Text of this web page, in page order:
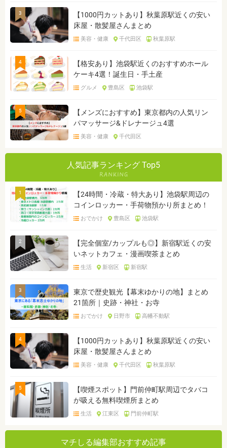
3
【1000円カットあり】秋葉原駅近くの安い
床屋・散髪屋さんまとめ
美容・健康 千代田区 秋葉原駅
4
【格安あり】池袋駅近くのおすすめホール
ケーキ4選！誕生日・手土産
グルメ 豊島区 池袋駅
5
【メンズにおすすめ】東京都内の人気リン
パマッサージ&ドレナージュ4選
美容・健康 千代田区
人気記事ランキング Top5
1
【24時間・冷蔵・特大あり】池袋駅周辺の
コインロッカー・手荷物預かり所まとめ！
おでかけ 豊島区 池袋駅
2
【完全個室/カップルも◎】新宿駅近くの安
いネットカフェ・漫画喫茶まとめ
生活 新宿区 新宿駅
3
東京で歴史観光【幕末ゆかりの地】まとめ
21箇所｜史跡・神社・お寺
おでかけ 日野市 高幡不動駅
4
【1000円カットあり】秋葉原駅近くの安い
床屋・散髪屋さんまとめ
美容・健康 千代田区 秋葉原駅
5
【喫煙スポット】門前仲町駅周辺でタバコ
が吸える無料喫煙所まとめ
生活 江東区 門前仲町駅
マチしる編集部おすすめ記事